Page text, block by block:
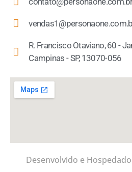
R. Francisco Otaviano, 60 -
Campinas - SP, 13070-056
Desenvolvido e